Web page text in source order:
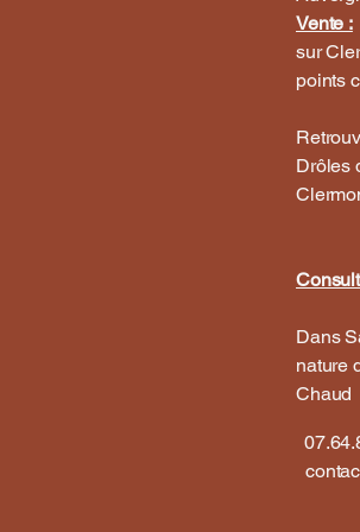
Vente :
sur
points
Drôles
Dans
nature
Chaud